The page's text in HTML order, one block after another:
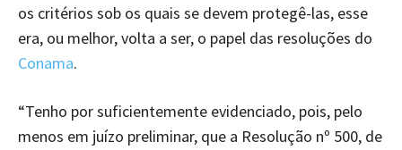
os critérios sob os quais se devem protegê-las, esse
era, ou melhor, volta a ser, o papel das resoluções do
Conama.
“Tenho por suficientemente evidenciado, pois, pelo
menos em juízo preliminar, que a Resolução nº 500, de